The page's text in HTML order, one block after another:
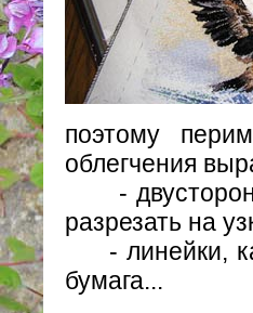
поэтому
облегчения
-
разрезать на
- линейки,
бумага...